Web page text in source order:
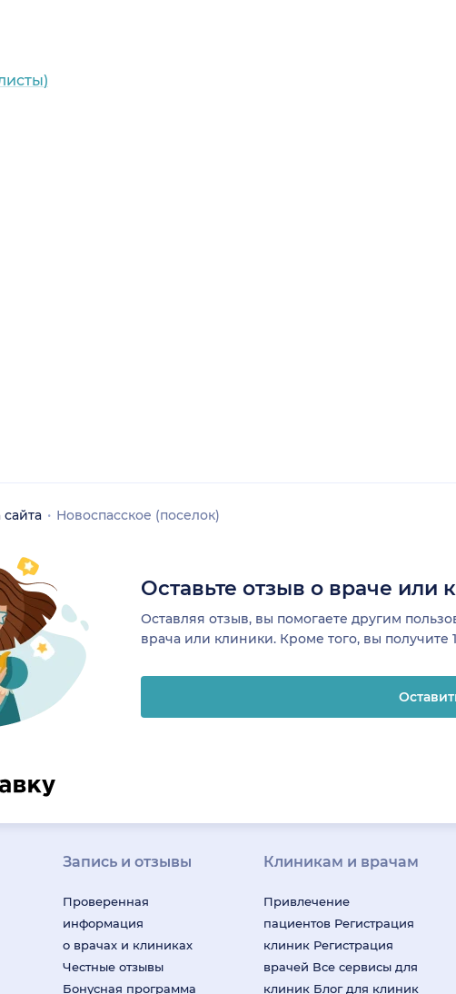
сайта Новоспасское (поселок)
Оставьте отзыв о враче или
Оставляя отзыв, вы помогаете другим
врача или клиники. Кроме того, вы получите
Запись и отзывы
Проверенная
информация
о врачах и клиниках
Честные отзывы
Бонусная программа
Клиникам и врачам
Привлечение
пациентов Регистрация
клиник Регистрация
врачей Все сервисы для
клиник Блог для клиник